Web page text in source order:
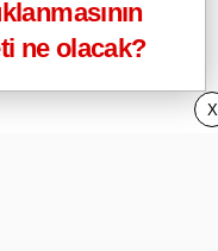
ne olacak?
X